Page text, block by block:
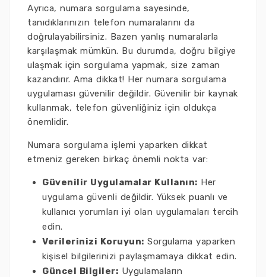
Ayrıca, numara sorgulama sayesinde,
tanıdıklarınızın telefon numaralarını da
doğrulayabilirsiniz. Bazen yanlış numaralarla
karşılaşmak mümkün. Bu durumda, doğru bilgiye
ulaşmak için sorgulama yapmak, size zaman
kazandırır. Ama dikkat! Her numara sorgulama
uygulaması güvenilir değildir. Güvenilir bir kaynak
kullanmak, telefon güvenliğiniz için oldukça
önemlidir.
Numara sorgulama işlemi yaparken dikkat
etmeniz gereken birkaç önemli nokta var:
Güvenilir Uygulamalar Kullanın: Her
uygulama güvenli değildir. Yüksek puanlı ve
kullanıcı yorumları iyi olan uygulamaları tercih
edin.
Verilerinizi Koruyun: Sorgulama yaparken
kişisel bilgilerinizi paylaşmamaya dikkat edin.
Güncel Bilgiler: Uygulamaların